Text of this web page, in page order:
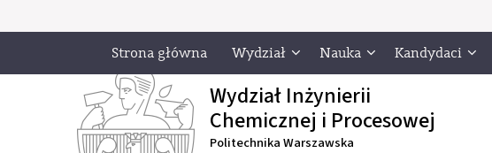
Strona główna Wydział Nauka Kandydaci
Wydział Inżynierii
Chemicznej i Procesowej
Politechnika Warszawska